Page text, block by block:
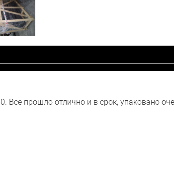
Все прошло отлично и в срок, упаковано